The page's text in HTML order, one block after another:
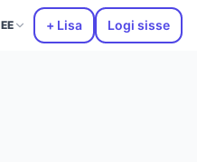
EE + Lisa Logi sisse